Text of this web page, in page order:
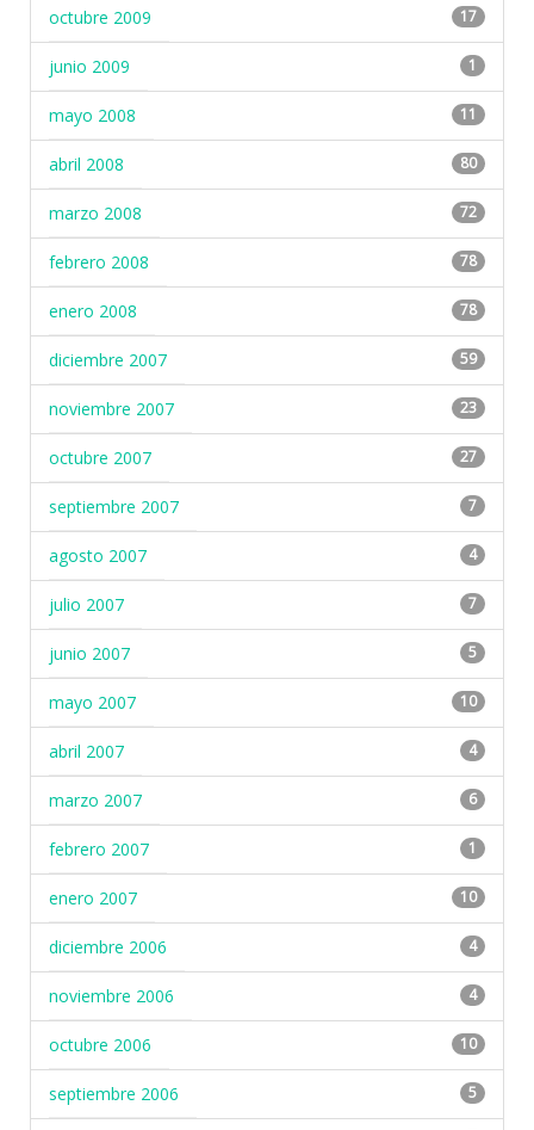
octubre 2009 17
junio 2009 1
mayo 2008 11
abril 2008 80
marzo 2008 72
febrero 2008 78
enero 2008 78
diciembre 2007 59
noviembre 2007 23
octubre 2007 27
septiembre 2007 7
agosto 2007 4
julio 2007 7
junio 2007 5
mayo 2007 10
abril 2007 4
marzo 2007 6
febrero 2007 1
enero 2007 10
diciembre 2006 4
noviembre 2006 4
octubre 2006 10
septiembre 2006 5